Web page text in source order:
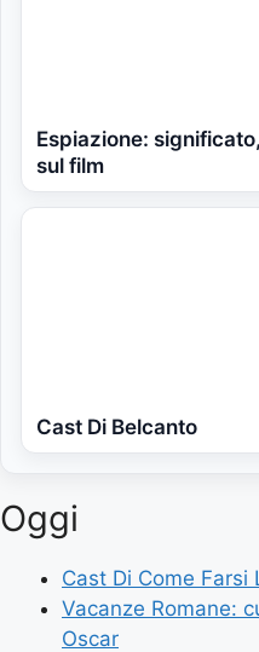
Espiazione:
sul film
Cast Di Belcanto
Oggi
Cast Di Come Farsi
Vacanze Romane:
Oscar